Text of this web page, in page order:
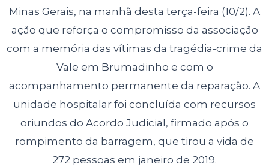
Minas Gerais, na manhã desta terça-feira (10/2). A
ação que reforça o compromisso da associação
com a memória das vítimas da tragédia-crime da
Vale em Brumadinho e com o
acompanhamento permanente da reparação. A
unidade hospitalar foi concluída com recursos
oriundos do Acordo Judicial, firmado após o
rompimento da barragem, que tirou a vida de
272 pessoas em janeiro de 2019.